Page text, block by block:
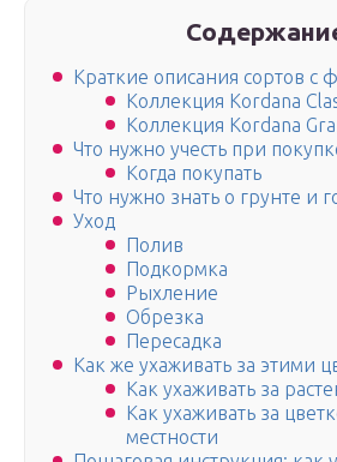
Краткие описания сортов с
Коллекция Kordana
Коллекция Kordana
Что нужно учесть при
Когда покупать
Что нужно знать о грунте и
Уход
Полив
Подкормка
Рыхление
Обрезка
Пересадка
Как же ухаживать за этими
Как ухаживать за
Как ухаживать за
местности